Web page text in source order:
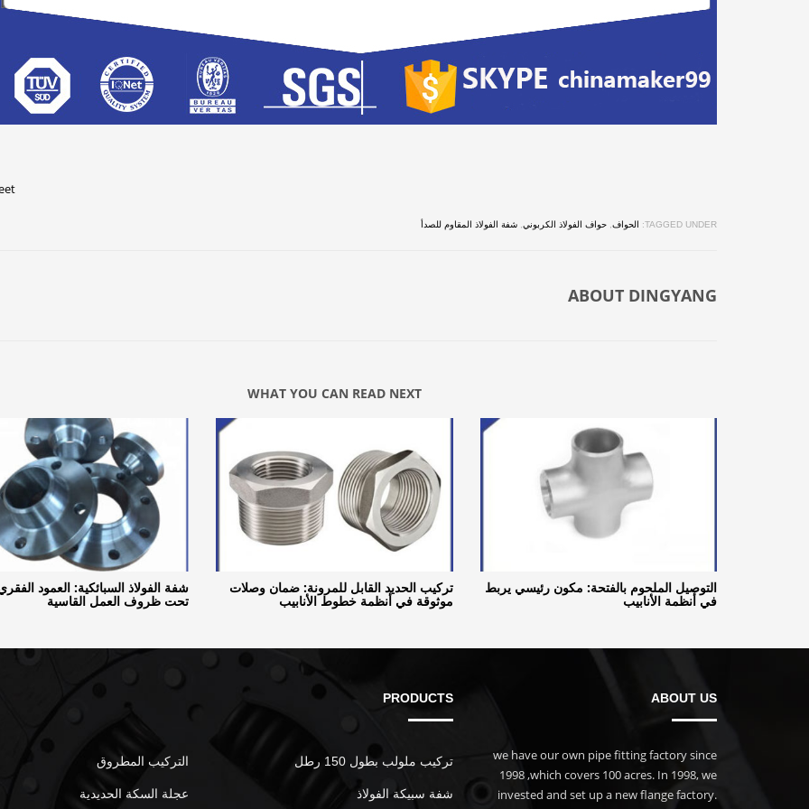
TAGGED UNDER: الحواف حواف الفولاذ الكربوني شفة الفولاذ المقاوم للصدأ
ABOUT DINGYANG
WHAT YOU CAN READ NEXT
التوصيل الملحوم بالفتحة: مكون رئيسي يربط
في أنظمة الأنابيب
تركيب الحديد القابل للمرونة: ضمان وصلات
موثوقة في أنظمة خطوط الأنابيب
شفة الفولاذ السبائكية: العمود
تحت ظروف العمل القاسية
ABOUT US
we have our own pipe fitting factory since
1998 ,which covers 100 acres. In 1998, we
invested and set up a new flange factory.
PRODUCTS
تركيب ملولب بطول 150 رطل
شفة سبيكة الفولاذ
التركيب المطروق
عجلة السكة الحديدية